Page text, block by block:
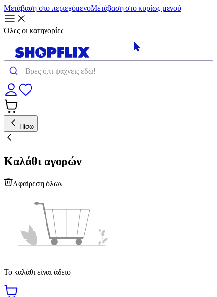
Μετάβαση στο περιεχόμενοΜετάβαση στο κυρίως μενού
Όλες οι κατηγορίες
Πίσω
Καλάθι αγορών
Αφαίρεση όλων
Το καλάθι είναι άδειο